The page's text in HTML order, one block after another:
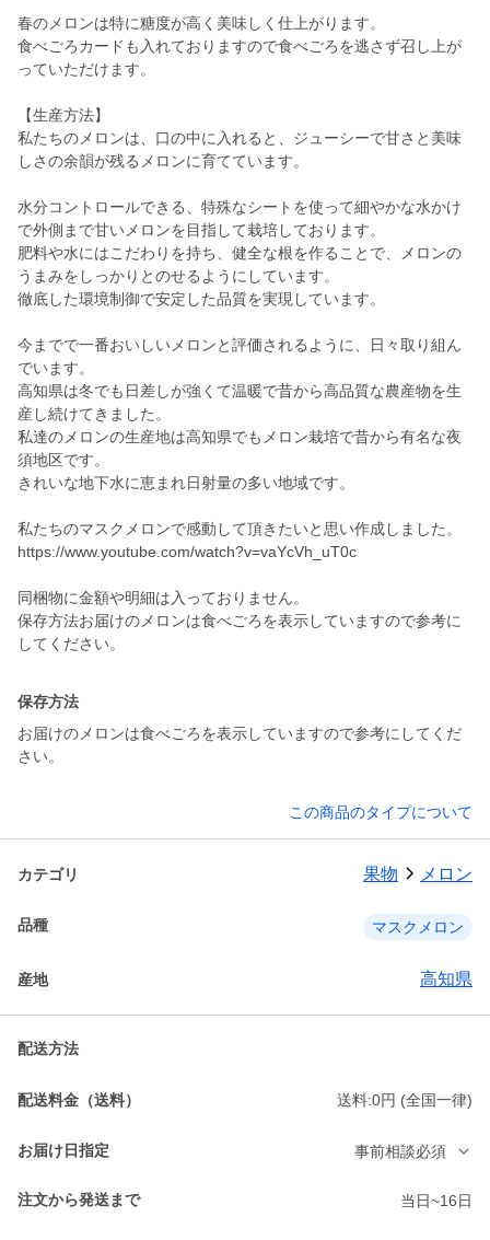
春のメロンは特に糖度が高く美味しく仕上がります。
食べごろカードも入れておりますので食べごろを逃さず召し上が
っていただけます。
【生産方法】
私たちのメロンは、口の中に入れると、ジューシーで甘さと美味
しさの余韻が残るメロンに育てています。
水分コントロールできる、特殊なシートを使って細やかな水かけ
で外側まで甘いメロンを目指して栽培しております。
肥料や水にはこだわりを持ち、健全な根を作ることで、メロンの
うまみをしっかりとのせるようにしています。
徹底した環境制御で安定した品質を実現しています。
今までで一番おいしいメロンと評価されるように、日々取り組ん
でいます。
高知県は冬でも日差しが強くて温暖で昔から高品質な農産物を生
産し続けてきました。
私達のメロンの生産地は高知県でもメロン栽培で昔から有名な夜
須地区です。
きれいな地下水に恵まれ日射量の多い地域です。
私たちのマスクメロンで感動して頂きたいと思い作成しました。
https://www.youtube.com/watch?v=vaYcVh_uT0c
同梱物に金額や明細は入っておりません。
保存方法お届けのメロンは食べごろを表示していますので参考に
してください。
保存方法
お届けのメロンは食べごろを表示していますので参考にしてくだ
さい。
この商品のタイプについて
カテゴリ 果物 メロン
品種 マスクメロン
産地 高知県
配送方法
配送料金（送料） 送料:0円 (全国一律)
お届け日指定 事前相談必須
注文から発送まで 当日~16日